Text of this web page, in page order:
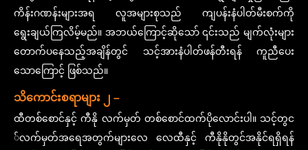
ကိန်းဂဏန်းများအရ လူအများစုသည် ကျပန်းနံပါတ်မီးစက်ကို
ရွေးချယ်ကြလိမ့်မည်။ အဘယ်ကြောင့်ဆိုသော် ၎င်းသည် မျက်လုံးများ
တောက်ပနေသည့်အချိန်တွင် သင့်အားနံပါတ်ဖန်တီးရန် ကူညီပေး
သောကြောင့် ဖြစ်သည်။
သိကောင်းစရာများ ၂ –
ထီတစ်စောင်နှင့် ကီနို လက်မှတ် တစ်စောင်ထက်ပိုလောင်းပါ။ သင့်တွင
်လက်မှတ်အရေအတွက်များလေ လေထီနှင့် ကီနိုနိုတွင်အနိုင်ရရှိရန်